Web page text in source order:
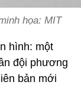
họa: MIT
hình: một
đội phương
bản mới